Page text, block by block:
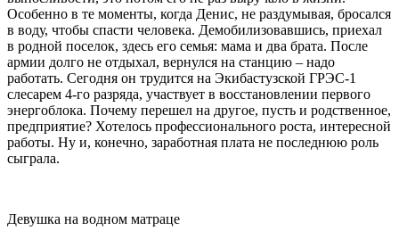
Особенно в те моменты, когда Денис, не раздумывая, бросался
в воду, чтобы спасти человека. Демобилизовавшись, приехал
в родной поселок, здесь его семья: мама и два брата. После
армии долго не отдыхал, вернулся на станцию – надо
работать. Сегодня он трудится на Экибастузской ГРЭС-1
слесарем 4-го разряда, участвует в восстановлении первого
энергоблока. Почему перешел на другое, пусть и родственное,
предприятие? Хотелось профессионального роста, интересной
работы. Ну и, конечно, заработная плата не последнюю роль
сыграла.
Девушка на водном матраце